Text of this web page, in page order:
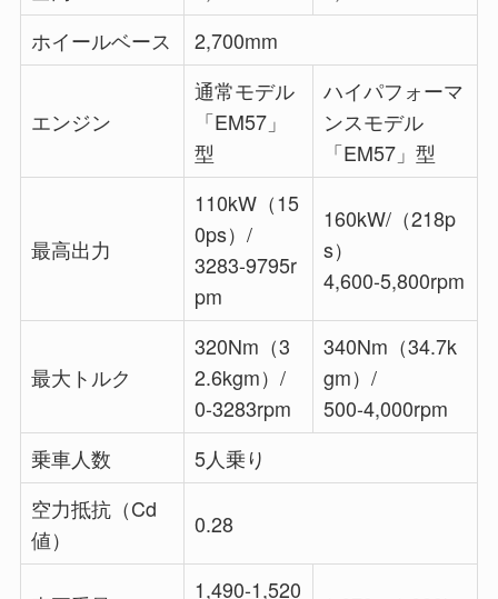
ホイールベース
2,700mm
エンジン
通常モデル
「EM57」
型
ハイパフォーマ
ンスモデル
「EM57」型
最高出力
110kW（15
0ps）/
3283-9795r
pm
160kW/（218p
s）
4,600-5,800rpm
最大トルク
320Nm（3
2.6kgm）/
0-3283rpm
340Nm（34.7k
gm）/
500-4,000rpm
乗車人数
5人乗り
空力抵抗（Cd
値）
0.28
1,490-1,520